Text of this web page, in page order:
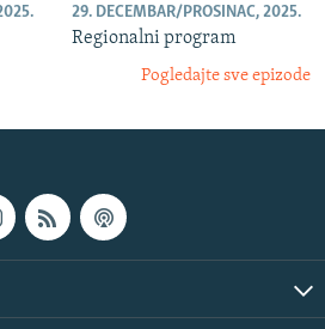
29. DECEMBAR/PROSINAC, 2025.
Regionalni program
Pogledajte sve epizode